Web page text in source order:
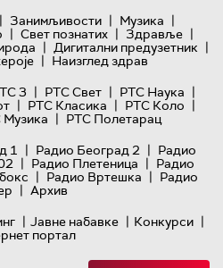
| Занимљивости | Музика |
| Свет познатих | Здравље |
| Дигитални предузетник |
| Наизглед здрав
3 | РТС Свет | РТС Наука |
| РТС Класика | РТС Коло |
| РТС Полетарац
1 | Радио Београд 2 | Радио
| Радио Плетеница | Радио
| Радио Вртешка | Радио
| Архив
| Јавне набавке | Конкурси |
портал